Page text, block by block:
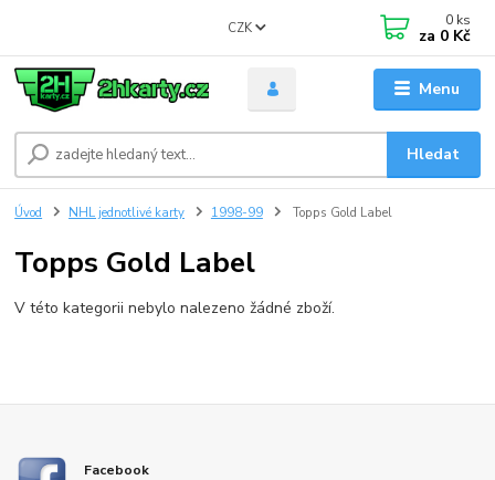
Menu
CZK
Hledat
0 ks
za 0 Kč
Úvod NHL jednotlivé karty 1998-99 Topps Gold Label
Topps Gold Label
V této kategorii nebylo nalezeno žádné zboží.
Facebook